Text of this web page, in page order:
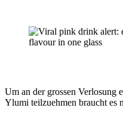
Um an der grossen Verlosung
Ylumi teilzuehmen braucht es